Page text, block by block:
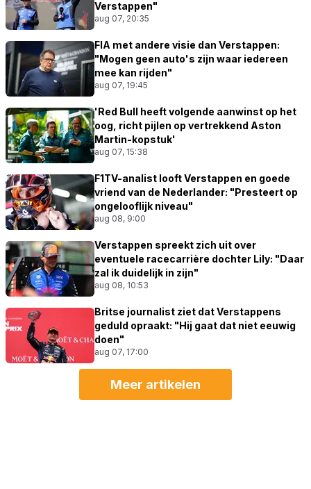
Verstappen"
aug 07, 20:35
FIA met andere visie dan Verstappen:
"Mogen geen auto's zijn waar iedereen
mee kan rijden"
aug 07, 19:45
'Red Bull heeft volgende aanwinst op het
oog, richt pijlen op vertrekkend Aston
Martin-kopstuk'
aug 07, 15:38
F1TV-analist looft Verstappen en goede
vriend van de Nederlander: "Presteert op
ongelooflijk niveau"
aug 08, 9:00
Verstappen spreekt zich uit over
eventuele racecarrière dochter Lily: "Daar
zal ik duidelijk in zijn"
aug 08, 10:53
Britse journalist ziet dat Verstappens
geduld opraakt: "Hij gaat dat niet eeuwig
doen"
aug 07, 17:00
Meer artikelen